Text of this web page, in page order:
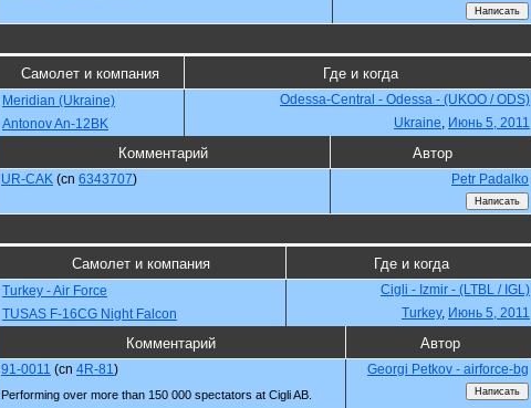
Самолет и компания Где и когда
Meridian (Ukraine)
Odessa-Central - Odessa - (UKOO / ODS)
Antonov An-12BK
Ukraine, Июнь 5, 2011
Комментарий Автор
UR-CAK (cn 6343707) Petr Padalko
Самолет и компания Где и когда
Turkey - Air Force
Cigli - Izmir - (LTBL / IGL)
TUSAS F-16CG Night Falcon
Turkey, Июнь 5, 2011
Комментарий Автор
91-0011 (cn 4R-81)
Performing over more than 150 000 spectators at Cigli AB.
Georgi Petkov - airforce-bg